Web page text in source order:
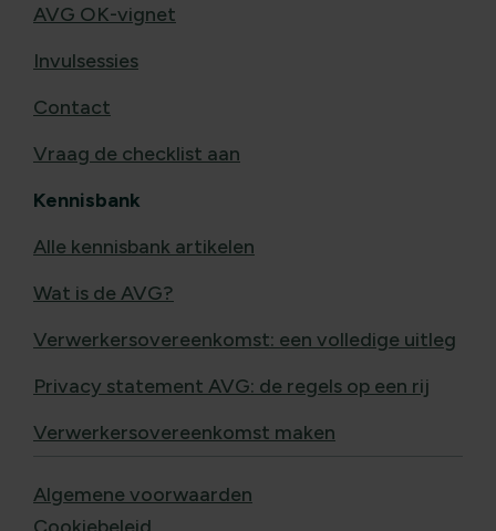
AVG OK-vignet
Invulsessies
Contact
Vraag de checklist aan
Kennisbank
Alle kennisbank artikelen
Wat is de AVG?
Verwerkersovereenkomst: een volledige uitleg
Privacy statement AVG: de regels op een rij
Verwerkersovereenkomst maken
Algemene voorwaarden